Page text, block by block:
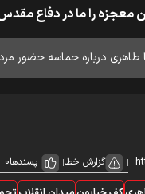
را ما در دفاع
درباره حماسه حضور
گزارش خطا پسندها0